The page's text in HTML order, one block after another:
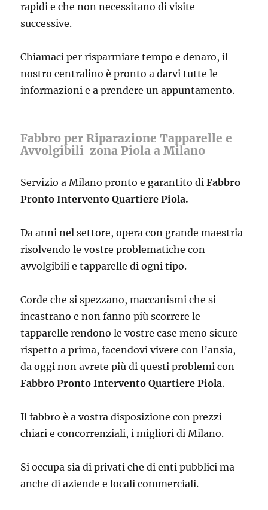
rapidi e che non necessitano di visite
successive.
Chiamaci per risparmiare tempo e denaro, il
nostro centralino è pronto a darvi tutte le
informazioni e a prendere un appuntamento.
Fabbro per Riparazione Tapparelle e
Avvolgibili zona Piola a Milano
Servizio a Milano pronto e garantito diFabbro
Pronto Intervento Quartiere Piola.
Da anni nel settore, opera con grande maestria
risolvendo le vostre problematiche con
avvolgibili e tapparelle di ogni tipo.
Corde che si spezzano, maccanismi che si
incastrano e non fanno più scorrere le
tapparelle rendono le vostre case meno sicure
rispetto a prima, facendovi vivere con l’ansia,
da oggi non avrete più di questi problemi con
Fabbro Pronto Intervento Quartiere Piola.
Il fabbro è a vostra disposizione con prezzi
chiari e concorrenziali, i migliori di Milano.
Si occupa sia di privati che di enti pubblici ma
anche di aziende e locali commerciali.